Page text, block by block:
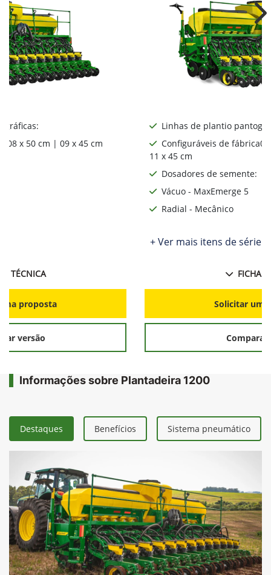
x 50 cm | 09 x 45 cm
TÉCNICA
proposta
versão
Linhas de plantio
Configuráveis de
11 x 45 cm
Dosadores de semente:
Vácuo - MaxEmerge 5
Radial - Mecânico
+ Ver mais itens de série
FICHA
Solicitar
Comparar
Informações sobre Plantadeira 1200
Destaques Benefícios Sistema pneumático